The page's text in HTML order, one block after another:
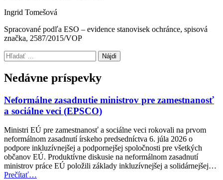
Ingrid Tomešová
Spracované podľa ESO – evidence stanovisek ochránce, spisová
značka, 2587/2015/VOP
Preskočiť
späť
na
hlavnú
Hľadať:
Nedávne príspevky
Neformálne zasadnutie ministrov pre zamestnanosť
a sociálne veci (EPSCO)
Ministri EÚ pre zamestnanosť a sociálne veci rokovali na prvom
neformálnom zasadnutí írskeho predsedníctva 6. júla 2026 o
podpore inkluzívnejšej a podpornejšej spoločnosti pre všetkých
občanov EÚ. Produktívne diskusie na neformálnom zasadnutí
ministrov práce EÚ položili základy inkluzívnejšej a solidárnejšej…
Prečítať“Neformálne
…